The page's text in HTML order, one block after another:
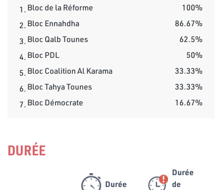
1.Bloc de la Réforme
100%
2.Bloc Ennahdha
86.67%
3.Bloc Qalb Tounes
62.5%
4.Bloc PDL
50%
5.Bloc Coalition Al Karama
33.33%
6.Bloc Tahya Tounes
33.33%
7.Bloc Démocrate 16.67%
DURÉE
Durée
Durée
de